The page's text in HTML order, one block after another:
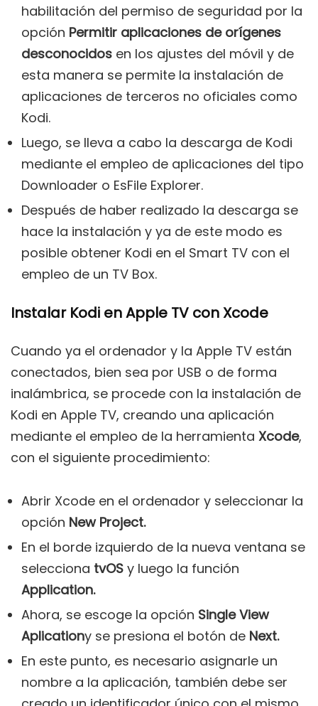
habilitación del permiso de seguridad por la
opción Permitir aplicaciones de orígenes
desconocidos en los ajustes del móvil y de
esta manera se permite la instalación de
aplicaciones de terceros no oficiales como
Kodi.
Luego, se lleva a cabo la descarga de Kodi
mediante el empleo de aplicaciones del tipo
Downloader o EsFile Explorer.
Después de haber realizado la descarga se
hace la instalación y ya de este modo es
posible obtener Kodi en el Smart TV con el
empleo de un TV Box.
Instalar Kodi en Apple TV con Xcode
Cuando ya el ordenador y la Apple TV están
conectados, bien sea por USB o de forma
inalámbrica, se procede con la instalación de
Kodi en Apple TV, creando una aplicación
mediante el empleo de la herramienta Xcode,
con el siguiente procedimiento:
Abrir Xcode en el ordenador y seleccionar la
opción New Project.
En el borde izquierdo de la nueva ventana se
selecciona tvOS y luego la función
Application.
Ahora, se escoge la opción Single View
Aplicationy se presiona el botón de Next.
En este punto, es necesario asignarle un
nombre a la aplicación, también debe ser